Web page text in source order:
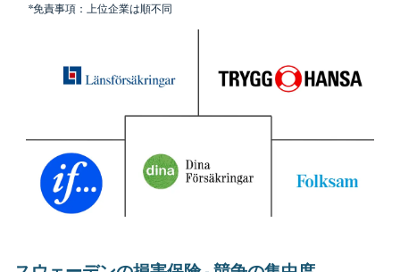
*免責事項：上位企業は順不同